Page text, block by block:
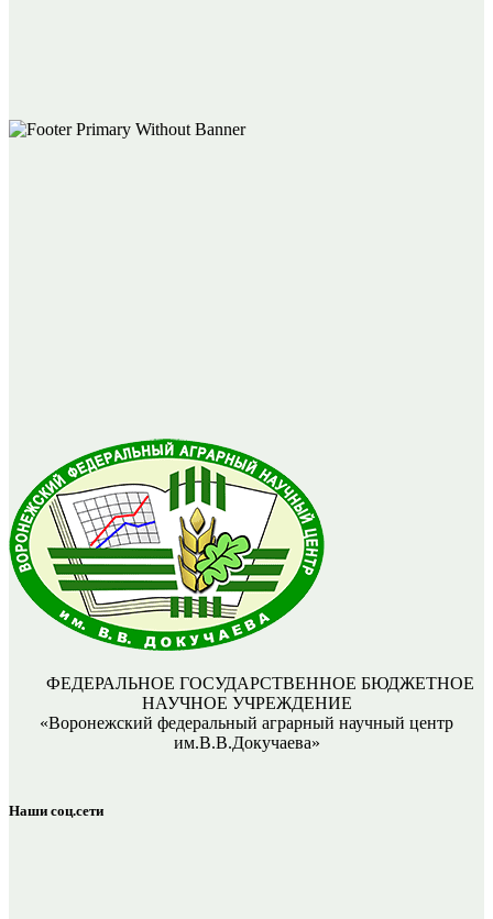
ФЕДЕРАЛЬНОЕ ГОСУДАРСТВЕННОЕ БЮДЖЕТНОЕ
НАУЧНОЕ УЧРЕЖДЕНИЕ
«Воронежский федеральный аграрный научный центр
им.В.В.Докучаева»
Наши соц.сети